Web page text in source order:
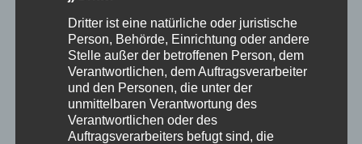
Influencer Marketing im Tourismuswirkt
selten nur über einen einzigen Klick. Gäste
sehen einen Beitrag, speichern ihn, sprechen
Dritter ist eine natürliche oder juristische
Person, Behörde, Einrichtung oder andere
Stelle außer der betroffenen Person, dem
Verantwortlichen, dem Auftragsverarbeiter
und den Personen, die unter der
unmittelbaren Verantwortung des
Verantwortlichen oder des
Auftragsverarbeiters befugt sind, die